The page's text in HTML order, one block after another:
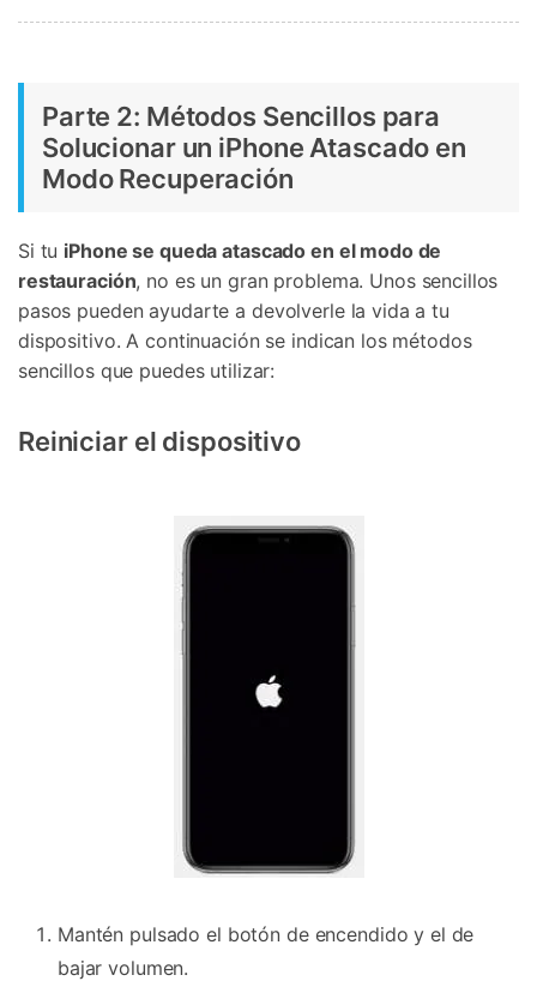
Parte 2: Métodos Sencillos para
Solucionar un iPhone Atascado en
Modo Recuperación
Si tu iPhone se queda atascado en el modo de
restauración, no es un gran problema. Unos sencillos
pasos pueden ayudarte a devolverle la vida a tu
dispositivo. A continuación se indican los métodos
sencillos que puedes utilizar:
Reiniciar el dispositivo
Mantén pulsado el botón de encendido y el de
bajar volumen.